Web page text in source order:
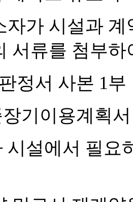
자가 시설과
서류를 첨부
정서 사본 1부
장기이용계획
시설에서 필요